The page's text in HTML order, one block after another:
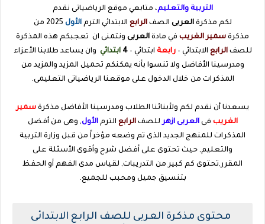
التربية والتعليم، متابعي موقع الرياضياتى نقدم
لكم مذكرةالعربىالصفالرابعالابتدائي الترمالأول
2025 من
مذكرةسمير الغريبفي مادةالعربىونتمنى ان تعجبكم هذه المذكرة
للصفالرابعالابتدائي –رابعةابتدائي –4 ابتدائي وان يساعد طلابنا الأعزاء
ومدرسينا الأفاضل ولا تنسوا بأنه يمكنكم تحميل المزيد والمزيد من
المذكرات من خلال الدخول على موقعنا الرياضياتى التعليمى.
يسعدنا أن نقدم لكم ولأبنائنا الطلاب ومدرسينا الأفاضل مذكرةسمير
الغريبفىالعربى ازهرللصفالرابعالترمالأول, وهى من أفضل
المذكرات للمنهج الجديد الذى تم وضعه مؤخراً من قبل وزارة التربية
والتعليم, حيث تحتوى على أفضل شرح وأقوى الأسئلة على
المقرر,تحتوى كم كبير من التدريبات, لقياس مدى الفهم أو الحفظ
بتنسيق جميل ومحبب للجميع.
محتوى مذكرة العربى للصف الرابع الابتدائى